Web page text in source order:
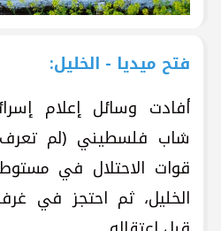
فتح ميديا - الخليل:
أفادت وسائل إعلام
شاب فلسطيني (لم تعرف
قوات الاحتلال في
الخليل، ثم احتجز في